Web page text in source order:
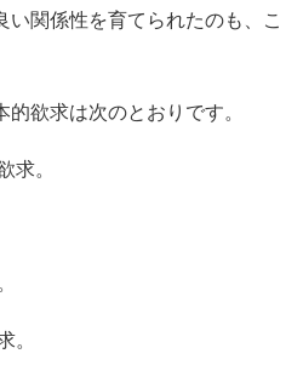
い関係性を育てられたのも、こ
欲求は次のとおりです。
求。
。